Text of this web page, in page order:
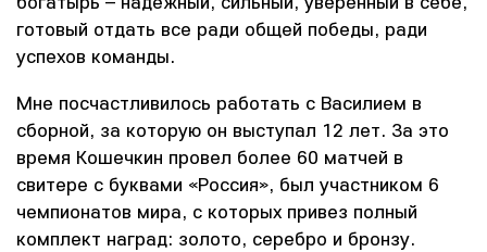
готовый отдать все ради общей победы, ради
успехов команды.
Мне посчастливилось работать с Василием в
сборной, за которую он выступал 12 лет. За это
время Кошечкин провел более 60 матчей в
свитере с буквами «Россия», был участником 6
чемпионатов мира, с которых привез полный
комплект наград: золото, серебро и бронзу.